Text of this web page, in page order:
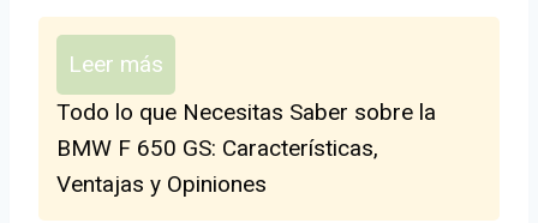
Leer más
Todo lo que Necesitas Saber sobre la
BMW F 650 GS: Características,
Ventajas y Opiniones